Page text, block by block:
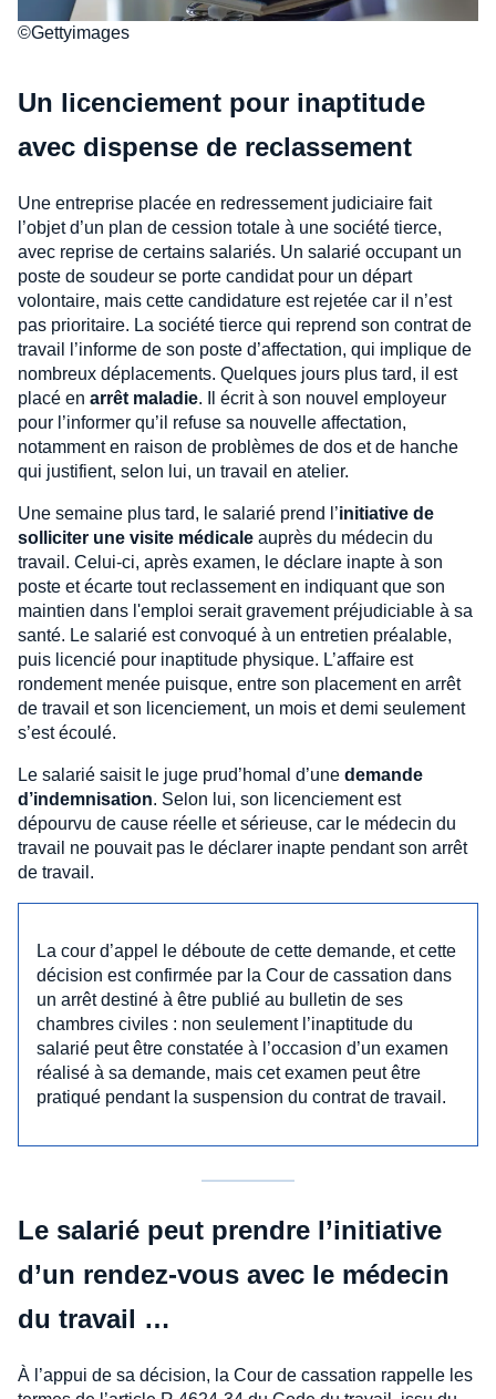
©Gettyimages
Un licenciement pour inaptitude
avec dispense de reclassement
Une entreprise placée en redressement judiciaire fait
l’objet d’un plan de cession totale à une société tierce,
avec reprise de certains salariés. Un salarié occupant un
poste de soudeur se porte candidat pour un départ
volontaire, mais cette candidature est rejetée car il n’est
pas prioritaire. La société tierce qui reprend son contrat de
travail l’informe de son poste d’affectation, qui implique de
nombreux déplacements. Quelques jours plus tard, il est
placé en arrêt maladie. Il écrit à son nouvel employeur
pour l’informer qu’il refuse sa nouvelle affectation,
notamment en raison de problèmes de dos et de hanche
qui justifient, selon lui, un travail en atelier.
Une semaine plus tard, le salarié prend l’initiative de
solliciter une visite médicale auprès du médecin du
travail. Celui-ci, après examen, le déclare inapte à son
poste et écarte tout reclassement en indiquant que son
maintien dans l'emploi serait gravement préjudiciable à sa
santé. Le salarié est convoqué à un entretien préalable,
puis licencié pour inaptitude physique. L’affaire est
rondement menée puisque, entre son placement en arrêt
de travail et son licenciement, un mois et demi seulement
s’est écoulé.
Le salarié saisit le juge prud’homal d’une demande
d’indemnisation. Selon lui, son licenciement est
dépourvu de cause réelle et sérieuse, car le médecin du
travail ne pouvait pas le déclarer inapte pendant son arrêt
de travail.
La cour d’appel le déboute de cette demande, et cette
décision est confirmée par la Cour de cassation dans
un arrêt destiné à être publié au bulletin de ses
chambres civiles : non seulement l’inaptitude du
salarié peut être constatée à l’occasion d’un examen
réalisé à sa demande, mais cet examen peut être
pratiqué pendant la suspension du contrat de travail.
Le salarié peut prendre l’initiative
d’un rendez-vous avec le médecin
du travail …
À l’appui de sa décision, la Cour de cassation rappelle les